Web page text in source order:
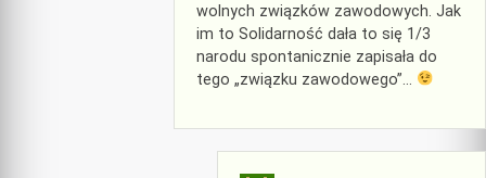
wolnych związków zawodowych. Jak
im to Solidarność dała to się 1/3
narodu spontanicznie zapisała do
tego „związku zawodowego”…